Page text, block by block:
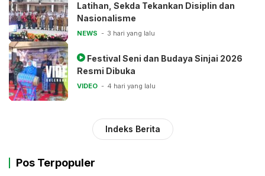
Latihan, Sekda Tekankan Disiplin dan
Nasionalisme
NEWS 3 hari yang lalu
Resmi Dibuka
VIDEO 4 hari yang lalu
Indeks Berita
Pos Terpopuler